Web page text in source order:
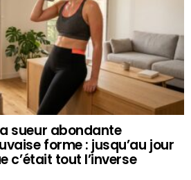
sueur abondante
forme : jusqu’au jour
c’était tout l’inverse